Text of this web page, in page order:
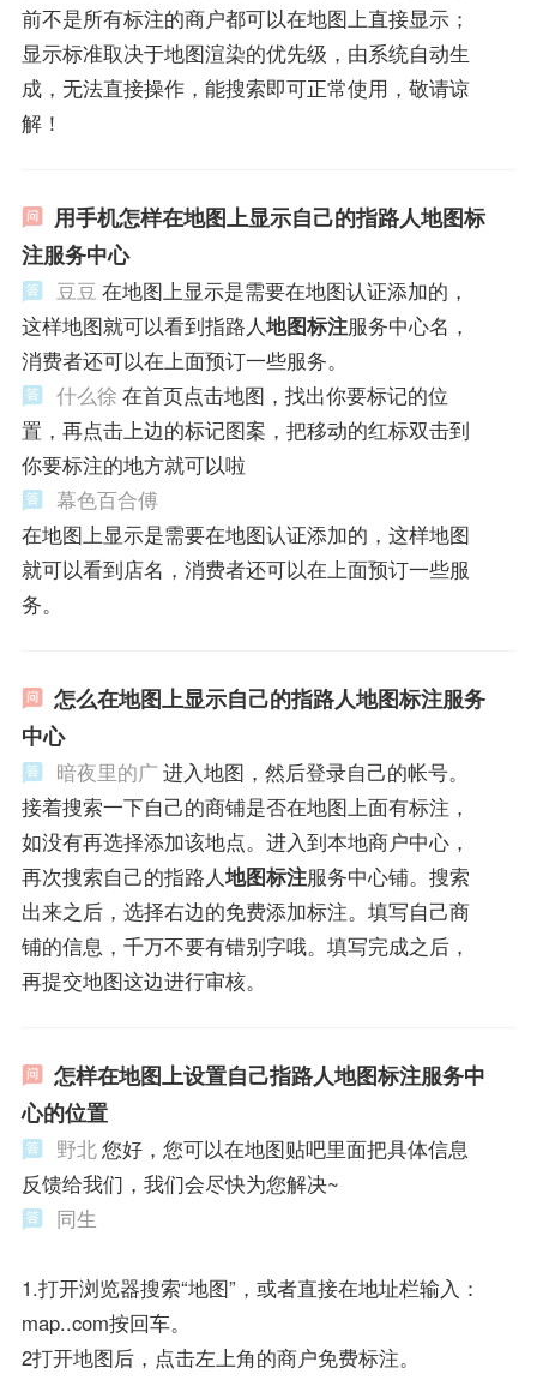
前不是所有标注的商户都可以在地图上直接显示；
显示标准取决于地图渲染的优先级，由系统自动生
成，无法直接操作，能搜索即可正常使用，敬请谅
解！
用手机怎样在地图上显示自己的指路人地图标
注服务中心
豆豆 在地图上显示是需要在地图认证添加的，
这样地图就可以看到指路人地图标注服务中心名，
消费者还可以在上面预订一些服务。
什么徐 在首页点击地图，找出你要标记的位
置，再点击上边的标记图案，把移动的红标双击到
你要标注的地方就可以啦
幕色百合傅
在地图上显示是需要在地图认证添加的，这样地图
就可以看到店名，消费者还可以在上面预订一些服
务。
怎么在地图上显示自己的指路人地图标注服务
中心
暗夜里的广 进入地图，然后登录自己的帐号。
接着搜索一下自己的商铺是否在地图上面有标注，
如没有再选择添加该地点。进入到本地商户中心，
再次搜索自己的指路人地图标注服务中心铺。搜索
出来之后，选择右边的免费添加标注。填写自己商
铺的信息，千万不要有错别字哦。填写完成之后，
再提交地图这边进行审核。
怎样在地图上设置自己指路人地图标注服务中
心的位置
野北您好，您可以在地图贴吧里面把具体信息
反馈给我们，我们会尽快为您解决~
同生
1.打开浏览器搜索“地图”，或者直接在地址栏输入：
map..com按回车。
2打开地图后，点击左上角的商户免费标注。